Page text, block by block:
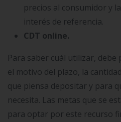
precios al consumidor y
interés de referencia.
CDT online.
Para saber cuál utilizar, debe
el motivo del plazo, la
que piensa depositar y para
necesita. Las metas que se
para optar por este recurso